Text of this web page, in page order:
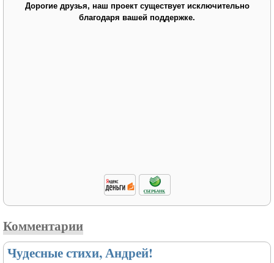
Дорогие друзья, наш проект существует исключительно
благодаря вашей поддержке.
Комментарии
Чудесные стихи, Андрей!